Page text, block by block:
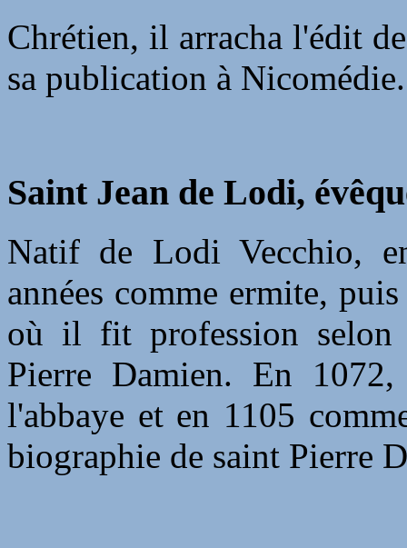
Chrétien, il arracha l'édit
sa publication à
Saint Jean de Lodi,
Natif de Lodi Vecchio,
années comme ermite,
où il fit profession selon
Pierre Damien. En
l'abbaye et en 1105
biographie de saint Pierre